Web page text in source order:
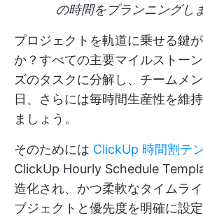
の時間をプランニングし
プロジェクトを軌道に乗せる鍵
か？すべての主要マイルストー
ズのタスクに分解し、チームメ
日、さらには毎時間生産性を維
ましょう。
そのためには ClickUp 時間割テ
ClickUp Hourly Schedule
造化され、かつ柔軟なタイムラ
ブジェクトと優先度を明確に設